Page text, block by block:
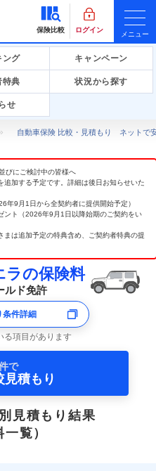
保険比較 ログイン
メニュー
ング キャンペーン
特典 状況から探す
せ
自動車保険 比較・見積もり ネットで
にご検討中の皆様へ
加する予定です。詳細は後日お知らせいた
年9月1日から全契約者に提供開始予定）
ント（2026年9月1日以降始期のご契約をい
は追加予定の特典含め、ご契約者特典の提
ラの保険料
ルド免許
条件詳細
る項目があります
で
見積もり
見積もり結果
一覧）